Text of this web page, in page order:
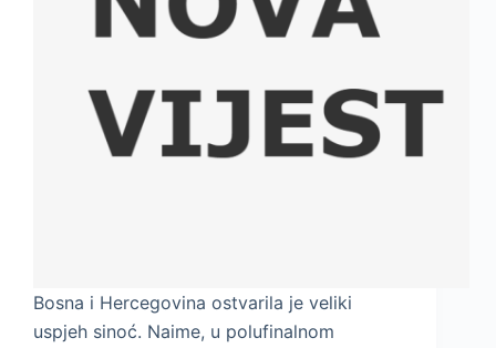
Bosna i Hercegovina ostvarila je veliki
uspjeh sinoć. Naime, u polufinalnom